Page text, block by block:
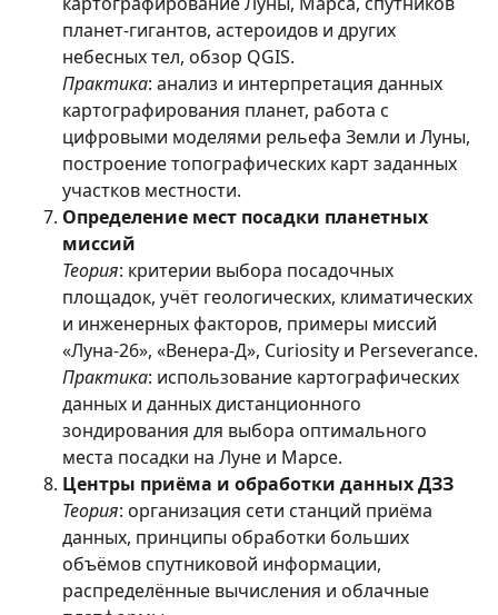
планет-гигантов, астероидов и других
небесных тел, обзор QGIS.
Практика: анализ и интерпретация данных
картографирования планет, работа с
цифровыми моделями рельефа Земли и Луны,
построение топографических карт заданных
участков местности.
Определение мест посадки планетных
миссий
Теория: критерии выбора посадочных
площадок, учёт геологических, климатических
и инженерных факторов, примеры миссий
«Луна-26», «Венера-Д», Curiosity и Perseverance.
Практика: использование картографических
данных и данных дистанционного
зондирования для выбора оптимального
места посадки на Луне и Марсе.
Центры приёма и обработки данных ДЗЗ
Теория: организация сети станций приёма
данных, принципы обработки больших
объёмов спутниковой информации,
распределённые вычисления и облачные